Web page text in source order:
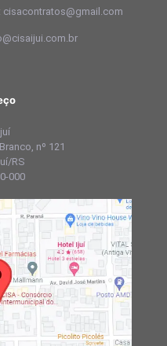
cisacontratos@gmail.com
nº 121
RS
000